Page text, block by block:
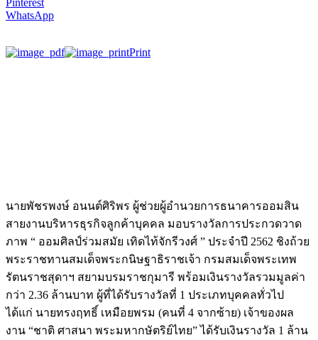
WhatsApp
Print
นายพัชรพงษ์ อนนต์ศิริพร ผู้ช่วยผู้อำนวยการธนาคารออมสิน
สายงานบริหารธุรกิจลูกค้าบุคคล มอบรางวัลการประกวดวาด
ภาพ “ ออมศิลป์ร่วมสมัย เทิดไท้จักรีวงศ์ ” ประจำปี 2562 ชิงถ้วย
พระราชทานสมเด็จพระกนิษฐาธิราชเจ้า กรมสมเด็จพระเทพ
รัตนราชสุดาฯ สยามบรมราชกุมารี พร้อมเงินรางวัลรวมมูลค่า
กว่า 2.36 ล้านบาท ผู้ที่ได้รับรางวัลที่ 1 ประเภทบุคคลทั่วไป
ได้แก่ นายทรงฤทธิ์ เหมือยพรม (คนที่ 4 จากซ้าย) เจ้าของผล
งาน “ชาติ ศาสนา พระมหากษัตริย์ไทย” ได้รับเงินรางวัล 1 ล้าน